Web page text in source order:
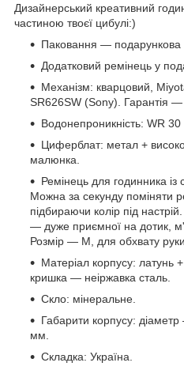
Дизайнерський креативний
частиною твоєї цибулі:)
Паковання — подарункова
Додатковий ремінець у
Механізм: кварцовий,
SR626SW (Sony). Гарантія —
Водонепроникність: WR
Циферблат: метал +
малюнка.
Ремінець для годинника із
Можна за секунду поміняти
підбираючи колір під
— дуже приємної на дотик,
Розмір — М, для обхвату
Матеріал корпусу: латунь
кришка — неіржавка сталь.
Скло: мінеральне.
Габарити корпусу:
мм.
Складка: Україна.